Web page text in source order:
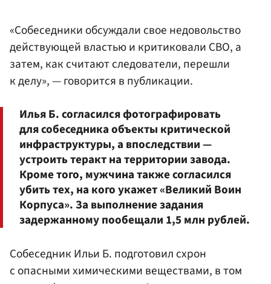
«Собеседники обсуждали свое недовольство
действующей властью и критиковали СВО, а
затем, как считают следователи, перешли
к делу», — говорится в публикации.
Илья Б. согласился фотографировать
для собеседника объекты критической
инфраструктуры, а впоследствии —
устроить теракт на территории завода.
Кроме того, мужчина также согласился
убить тех, на кого укажет «Великий Воин
Корпуса». За выполнение задания
задержанному пообещали 1,5 млн рублей.
Собеседник Ильи Б. подготовил схрон
с опасными химическими веществами, в том